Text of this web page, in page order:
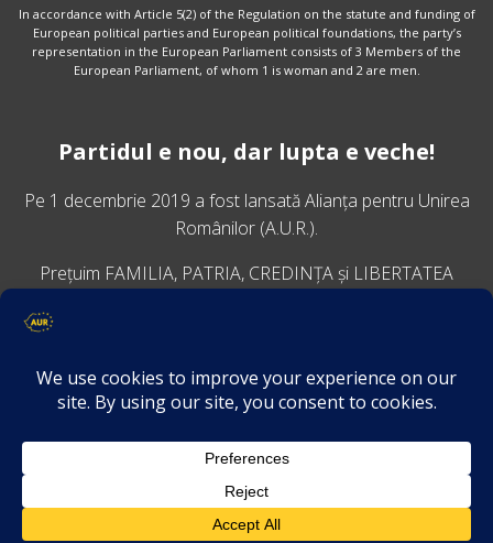
In accordance with Article 5(2) of the Regulation on the statute and funding of
European political parties and European political foundations, the party’s
representation in the European Parliament consists of 3 Members of the
European Parliament, of whom 1 is woman and 2 are men.
Partidul e nou, dar lupta e veche!
Pe 1 decembrie 2019 a fost lansatăAlianța pentru Unirea
Românilor (A.U.R.).
Prețuim FAMILIA, PATRIA, CREDINȚA și LIBERTATEA
VINO ALĂTURI DE NOI
Descarcă aplicația Platforma AUR
Termeni și condiții de confidențialitate
GDPR